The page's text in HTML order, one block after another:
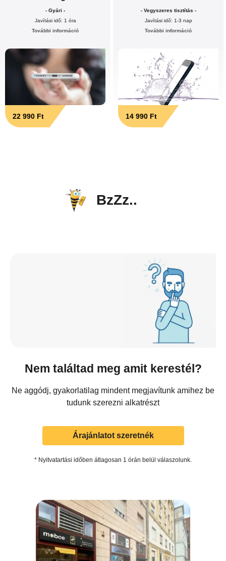
- Gyári -
Javítási idő: 1 óra
További információ
22 990 Ft
- Vegyszeres tisztítás -
Javítási idő: 1-3 nap
További információ
14 990 Ft
BzZz..
Nem találtad meg amit kerestél?
Ne aggódj, gyakorlatilag mindent megjavítunk amihez be
tudunk szerezni alkatrészt
Árajánlatot szeretnék
* Nyitvatartási időben átlagosan 1 órán belül válaszolunk.